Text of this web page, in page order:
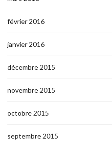
février 2016
janvier 2016
décembre 2015
novembre 2015
octobre 2015
septembre 2015